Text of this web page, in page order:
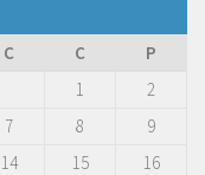
C C
P
1
2
7 8
9
14 15
16